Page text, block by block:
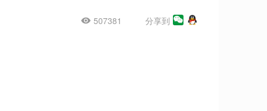
507381 分享到